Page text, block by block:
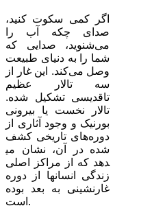
اگر کمی سکوت کنید،
صدای چکه آب را
می‌شنوید، صدایی که
شما را به دنیای طبیعت
وصل می‌کند. این غار از
سه تالار عظیم
تاقدیسی تشکیل شده.
تالار نخست یا بیرونی
بورنیک و وجود آثاری از
دوره‌های تاریخی کشف
شده در آن، نشان می​
دهد که از مراکز اصلی
زندگی انسان​ها از دوره
غارنشینی به بعد بوده
است.